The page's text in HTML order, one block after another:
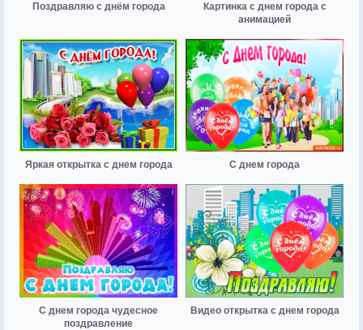
Поздравляю с днём города
Картинка с днем города с
анимацией
Яркая открытка с днем города С днем города
С днем города чудесное
поздравление
Видео открытка с днем города